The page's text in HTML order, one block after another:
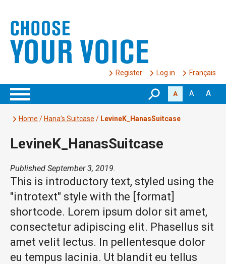
Register Log in Français
A A A
Home / Hana’s Suitcase / LevineK_HanasSuitcase
LevineK_HanasSuitcase
Published September 3, 2019.
This is introductory text, styled using the
"introtext" style with the [format]
shortcode. Lorem ipsum dolor sit amet,
consectetur adipiscing elit. Phasellus sit
amet velit lectus. In pellentesque dolor
eu tempus lacinia. Ut blandit eu tellus